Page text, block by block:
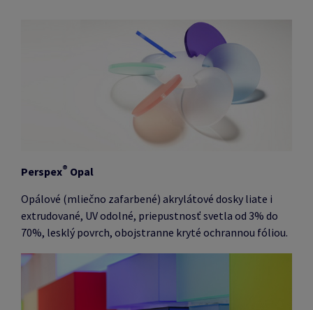
Perspex® Opal
Opálové (mliečno zafarbené) akrylátové dosky liate i
extrudované, UV odolné, priepustnosť svetla od 3% do
70%, lesklý povrch, obojstranne kryté ochrannou fóliou.